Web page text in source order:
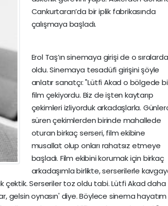
Cankurtaran’da bir iplik fabrikasında
çalışmaya başladı.
Erol Taş’ın sinemaya girişi de o sıralarda
oldu. Sinemaya tesadüfi girişini şöyle
anlatır sanatçı: "Lütfi Akad o bölgede
film çekiyordu. Biz de işten kaytarıp
çekimleri izliyorduk arkadaşlarla.
süren çekimlerden birinde mahallede
oturan birkaç serseri, film ekibine
musallat olup onları rahatsız etmeye
başladı. Film ekibini korumak için birkaç
arkadaşımla birlikte, serserilerle
çektik. Serseriler toz oldu tabi. Lütfi Akad daha
gelsin oynasın' diye. Böylece sinema hayatım